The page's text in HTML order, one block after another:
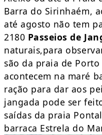
Barra do Sirinhaém,
até agosto não tem
2180 Passeios de
naturais,para
são da praia de
acontecem na maré
ração para dar aos
jangada pode ser
saídas da praia
barraca Estrela do